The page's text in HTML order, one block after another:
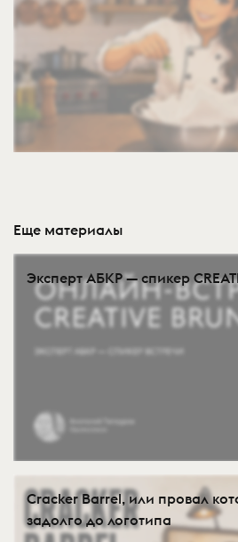
Еще материалы
Эксперт АБКР — спикер
Cracker Barrel, или провал
задолго до логотипа